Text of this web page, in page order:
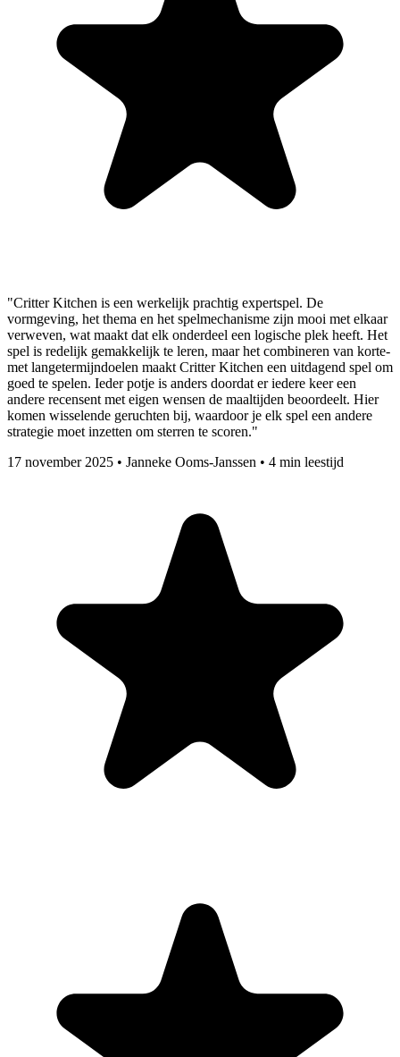
"Critter Kitchen is een werkelijk prachtig expertspel. De
vormgeving, het thema en het spelmechanisme zijn mooi met elkaar
verweven, wat maakt dat elk onderdeel een logische plek heeft. Het
spel is redelijk gemakkelijk te leren, maar het combineren van korte-
met langetermijndoelen maakt Critter Kitchen een uitdagend spel om
goed te spelen. Ieder potje is anders doordat er iedere keer een
andere recensent met eigen wensen de maaltijden beoordeelt. Hier
komen wisselende geruchten bij, waardoor je elk spel een andere
strategie moet inzetten om sterren te scoren."
17 november 2025 • Janneke Ooms-Janssen • 4 min leestijd